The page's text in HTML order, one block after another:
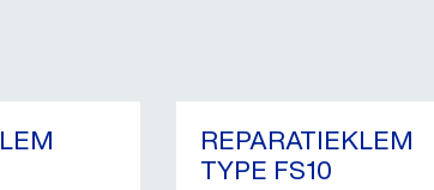
REPARATIEKLEM
TYPE FS10